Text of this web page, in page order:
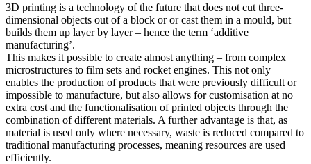
3D printing is a technology of the future that does not cut three-
dimensional objects out of a block or or cast them in a mould, but
builds them up layer by layer – hence the term ‘additive
manufacturing’.
This makes it possible to create almost anything – from complex
microstructures to film sets and rocket engines. This not only
enables the production of products that were previously difficult or
impossible to manufacture, but also allows for customisation at no
extra cost and the functionalisation of printed objects through the
combination of different materials. A further advantage is that, as
material is used only where necessary, waste is reduced compared to
traditional manufacturing processes, meaning resources are used
efficiently.